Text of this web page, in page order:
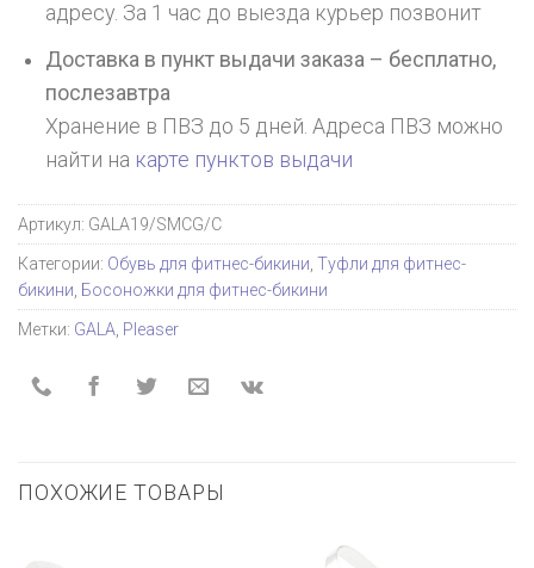
адресу. За 1 час до выезда курьер позвонит
Доставка в пункт выдачи заказа – бесплатно,
послезавтра
Хранение в ПВЗ до 5 дней. Адреса ПВЗ можно
найти на карте пунктов выдачи
Артикул: GALA19/SMCG/C
Категории: Обувь для фитнес-бикини Туфли для фитнес-
бикини Босоножки для фитнес-бикини
Метки: GALA Pleaser
ПОХОЖИЕ ТОВАРЫ